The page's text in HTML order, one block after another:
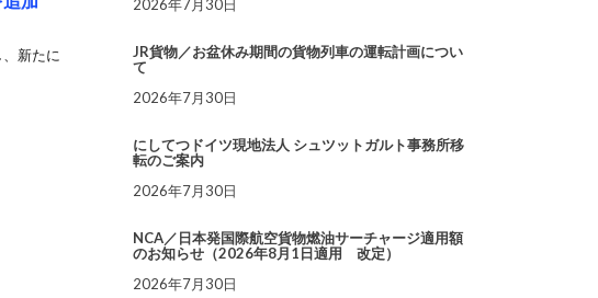
新たに
2026年7月30日
JR貨物／お盆休み期間の貨物列車の運転計画につい
て
2026年7月30日
にしてつドイツ現地法人 シュツットガルト事務所移
転のご案内
2026年7月30日
NCA／日本発国際航空貨物燃油サーチャージ適用額
のお知らせ（2026年8月1日適用 改定）
2026年7月30日